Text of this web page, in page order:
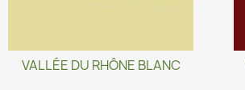
VALLÉE DU RHÔNE BLANC